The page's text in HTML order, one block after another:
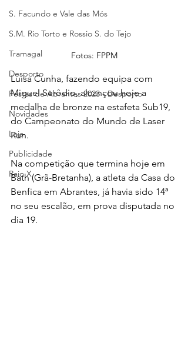
S. Facundo e Vale das Mós
S.M. Rio Torto e Rossio S. do Tejo
Tramagal
Desporto
Festas de Abrantes 2023 - Desporto
Novidades
Loja
Publicidade
Raio X
Fotos: FPPM
Luísa Cunha, fazendo equipa com
Miguel Serôdio, alcançou hoje a
medalha de bronze na estafeta Sub19,
do Campeonato do Mundo de Laser
Run.
Na competição que termina hoje em
Bath (Grã-Bretanha), a atleta da Casa do
Benfica em Abrantes, já havia sido 14ª
no seu escalão, em prova disputada no
dia 19.